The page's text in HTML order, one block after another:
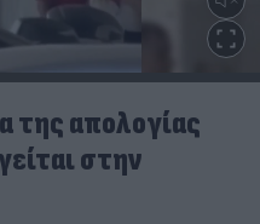
της απολογίας
στην